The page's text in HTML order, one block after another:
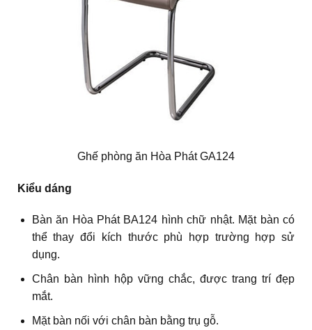
Ghế phòng ăn Hòa Phát GA124
Kiểu dáng
Bàn ăn Hòa Phát BA124 hình chữ nhật. Mặt bàn có
thể thay đổi kích thước phù hợp trường hợp sử
dụng.
Chân bàn hình hộp vững chắc, được trang trí đẹp
mắt.
Mặt bàn nối với chân bàn bằng trụ gỗ.